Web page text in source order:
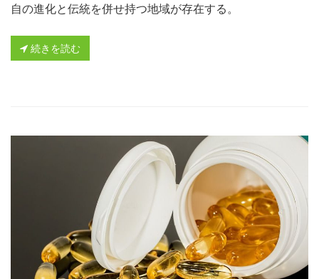
自の進化と伝統を併せ持つ地域が存在する。
続きを読む